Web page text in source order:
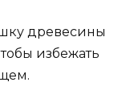
древесины
избежать